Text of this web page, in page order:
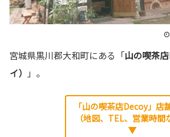
宮城県黒川郡大和町にある「山の喫茶
イ）
」。
「山の喫茶店Decoy」店
（地図、TEL、営業時間
▼